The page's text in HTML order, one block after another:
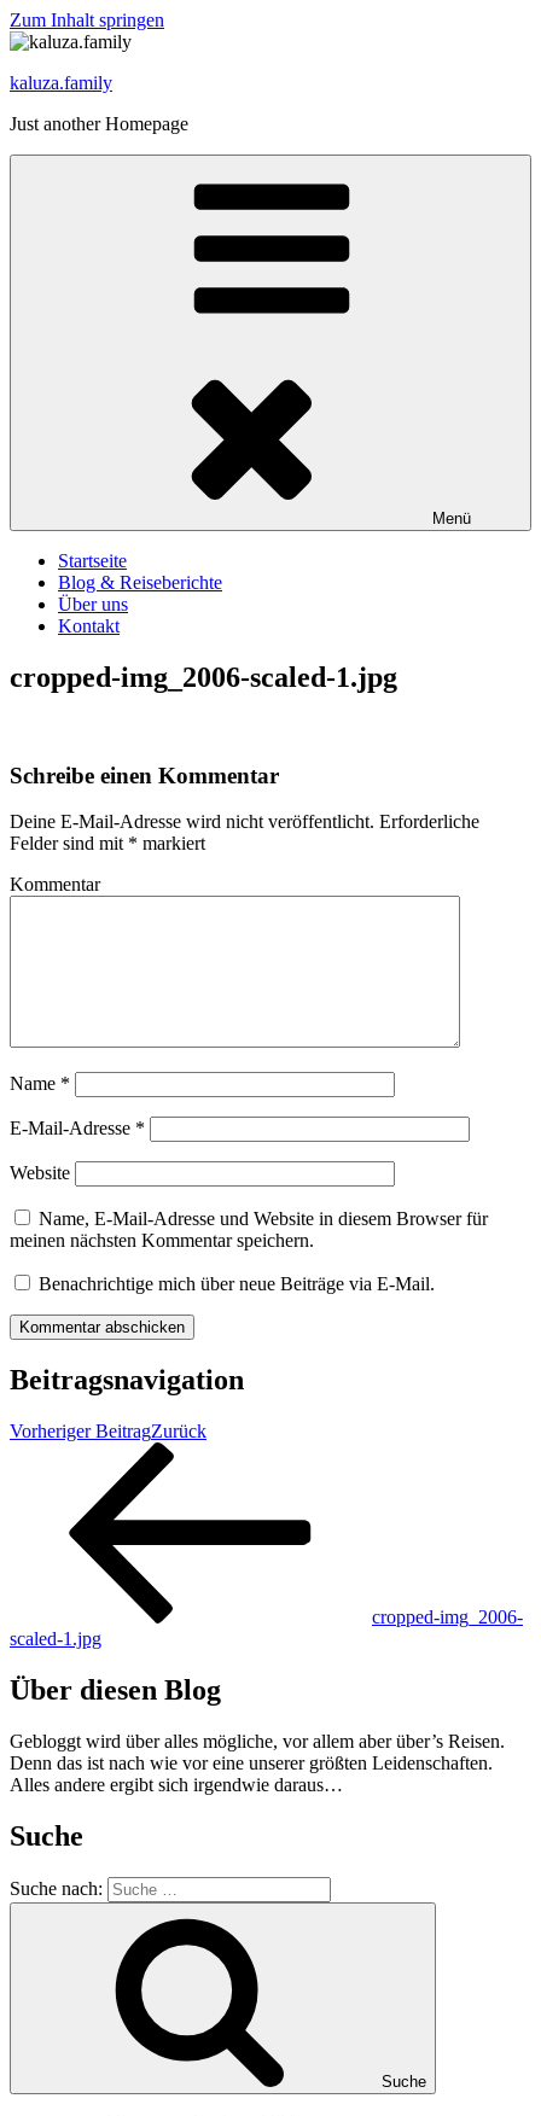
Zum Inhalt springen
kaluza.family
Just another Homepage
Menü
Startseite
Blog & Reiseberichte
Über uns
Kontakt
cropped-img_2006-scaled-1.jpg
Schreibe einen Kommentar
Deine E-Mail-Adresse wird nicht veröffentlicht. Erforderliche
Felder sind mit * markiert
Kommentar
Name *
E-Mail-Adresse *
Website
Name, E-Mail-Adresse und Website in diesem Browser für
meinen nächsten Kommentar speichern.
Benachrichtige mich über neue Beiträge via E-Mail.
Beitragsnavigation
Vorheriger BeitragZurück
cropped-img_2006-
scaled-1.jpg
Über diesen Blog
Gebloggt wird über alles mögliche, vor allem aber über’s Reisen.
Denn das ist nach wie vor eine unserer größten Leidenschaften.
Alles andere ergibt sich irgendwie daraus…
Suche
Suche nach:
Suche